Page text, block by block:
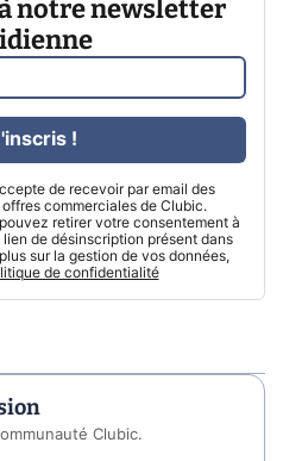
notre newsletter
de recevoir par email des
commerciales de Clubic.
retirer votre consentement à
de désinscription présent dans
sur la gestion de vos données,
de confidentialité
!
Clubic.